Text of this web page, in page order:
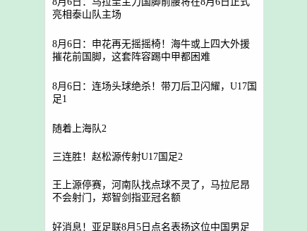
亮相泰山队主场
8月6日：申花再无摇摇椅！海牛或上四大外援
摧花前国脚，这套阵容踢中甲都困难
8月6日：连场头球绝杀！带刀后卫闪耀，U17国
足1
随着上海队2
三连胜！赵松源传射U17国足2
王上源停赛，河南队找点球不灵了，马拉尼昂
不会射门，郑智剑指亚冠名额
好消息！亚足联8月5日点名表扬这位中国男足